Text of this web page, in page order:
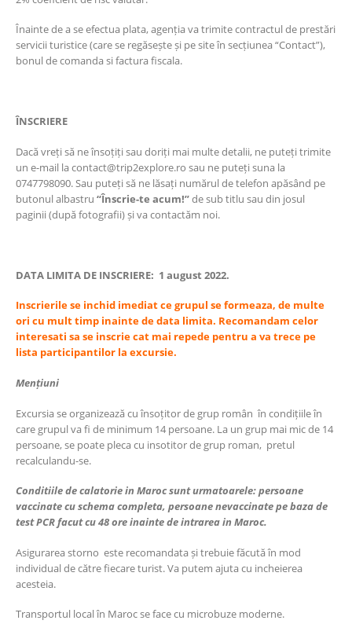
Înainte de a se efectua plata, agenția va trimite contractul de prestări
servicii turistice (care se regăsește și pe site în secțiunea “Contact”),
bonul de comanda si factura fiscala.
ÎNSCRIERE
Dacă vreți să ne însoțiți sau doriți mai multe detalii, ne puteți trimite
un e-mail la contact@trip2explore.ro sau ne puteți suna la
0747798090. Sau puteți să ne lăsați numărul de telefon apăsând pe
butonul albastru “Înscrie-te acum!”de sub titlu sau din josul
paginii (după fotografii) și va contactăm noi.
DATA LIMITA DE INSCRIERE: 1 august 2022.
Inscrierile se inchid imediat ce grupul se formeaza, de multe
ori cu mult timp inainte de data limita. Recomandam celor
interesati sa se inscrie cat mai repede pentru a va trece pe
lista participantilor la excursie.
Mențiuni
Excursia se organizează cu însoțitor de grup român în condițiile în
care grupul va fi de minimum 14 persoane. La un grup mai mic de 14
persoane, se poate pleca cu insotitor de grup roman, pretul
recalculandu-se.
Conditiile de calatorie in Maroc sunt urmatoarele: persoane
vaccinate cu schema completa, persoane nevaccinate pe baza de
test PCR facut cu 48 ore inainte de intrarea in Maroc.
Asigurarea storno este recomandata și trebuie făcută în mod
individual de către fiecare turist. Va putem ajuta cu incheierea
acesteia.
Transportul local în Maroc se face cu microbuze moderne.